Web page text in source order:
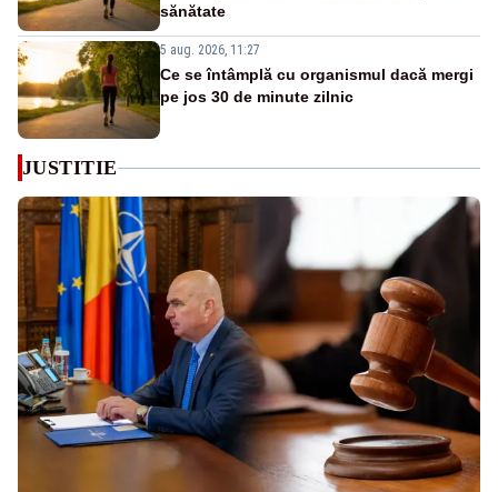
sănătate
5 aug. 2026, 11:27
Ce se întâmplă cu organismul dacă mergi
pe jos 30 de minute zilnic
JUSTITIE